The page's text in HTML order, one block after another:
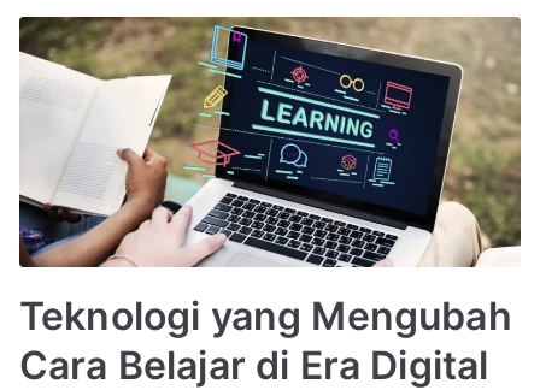
Teknologi yang Mengubah
Cara Belajar di Era Digital